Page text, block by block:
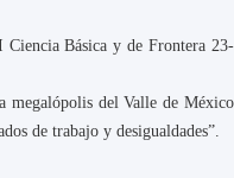
Ciencia Básica y de Frontera 23-
megalópolis del Valle de México
de trabajo y desigualdades”.